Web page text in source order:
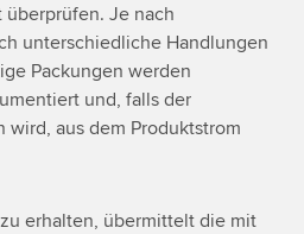
Je nach
unterschiedliche Handlungen
Packungen werden
und, falls der
aus dem Produktstrom
erhalten, übermittelt die mit